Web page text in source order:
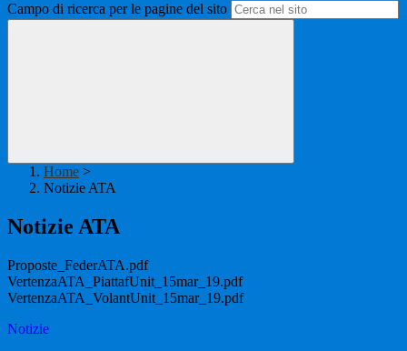
Campo di ricerca per le pagine del sito
Home >
Notizie ATA
Notizie ATA
Proposte_FederATA.pdf
VertenzaATA_PiattafUnit_15mar_19.pdf
VertenzaATA_VolantUnit_15mar_19.pdf
Notizie